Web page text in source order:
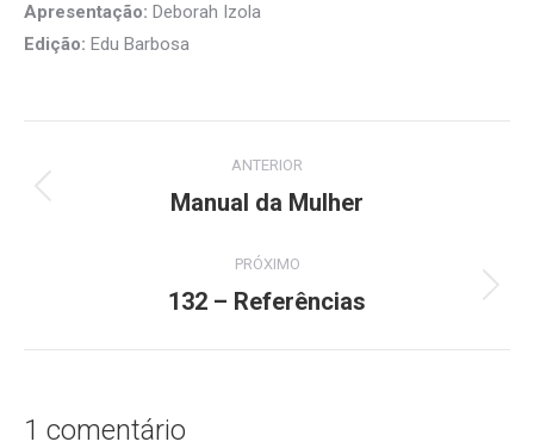
Apresentação: Deborah Izola
Edição: Edu Barbosa
de
ANTERIOR
Post
Manual da Mulher
PRÓXIMO
Próximo
132 – Referências
1 comentário